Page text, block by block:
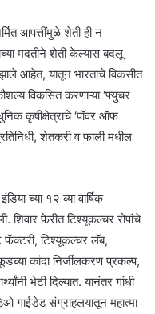
आपत्तींमुळे शेती ही न
मदतीने शेती केल्यास बदलू
आहेत, यातून भारताचे विकसीत
विकसित करणाऱ्या ‘फ्युचर
कृषीक्षेत्राचे ‘पॉवर ऑफ
शेतकरी व फाली मधील
च्या १२ व्या वार्षिक
शिवार फेरीत टिश्यूकल्चर रोपांचे
फॅक्टरी, टिश्यूकल्चर लॅब,
कांदा निर्जीलकरण प्रकल्प,
भेटी दिल्यात. यानंतर गांधी
गाईडेड संग्राहलयातून महात्मा